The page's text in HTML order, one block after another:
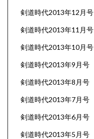
剣道時代2013年12月号
剣道時代2013年11月号
剣道時代2013年10月号
剣道時代2013年9月号
剣道時代2013年8月号
剣道時代2013年7月号
剣道時代2013年6月号
剣道時代2013年5月号